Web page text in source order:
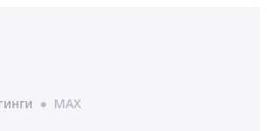
● MAX